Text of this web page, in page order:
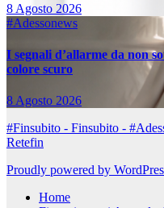
8 Agosto 2026
#Adessonews
I segnali d’allarme da non
colore scuro
8 Agosto 2026
#Finsubito - Finsubito -
Retefin
Proudly powered by
Home